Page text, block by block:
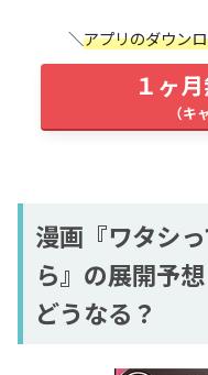
LINEマンガ
マ
アプリのダウン
１ヶ
漫画『ワタシ
ら』の展開予
どうなる？